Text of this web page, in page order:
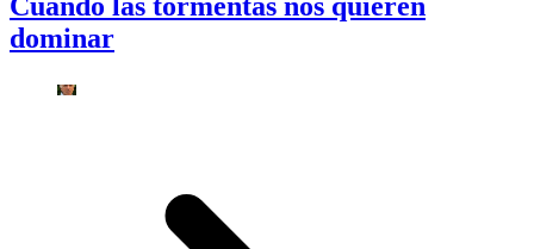
dominar